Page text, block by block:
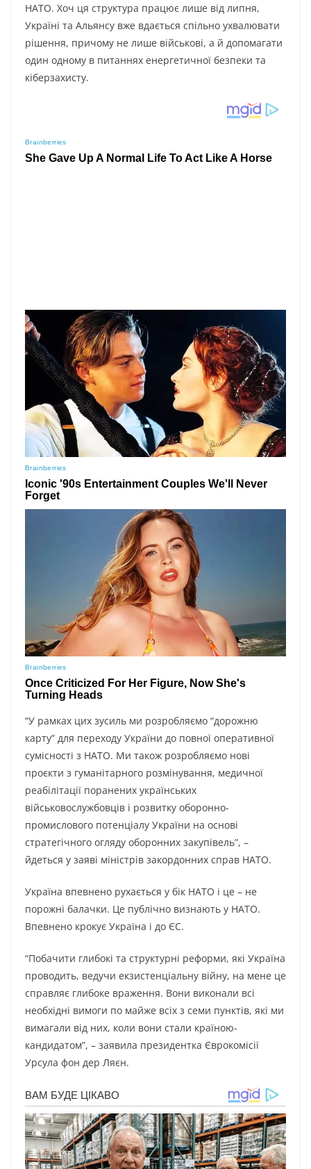
НАТО. Хоч ця структура працює лише від липня,
Україні та Альянсу вже вдається спільно ухвалювати
рішення, причому не лише військові, а й допомагати
один одному в питаннях енергетичної безпеки та
кіберзахисту.
“У рамках цих зусиль ми розробляємо “дорожню
карту” для переходу України до повної оперативної
сумісності з НАТО. Ми також розробляємо нові
проєкти з гуманітарного розмінування, медичної
реабілітації поранених українських
військовослужбовців і розвитку оборонно-
промислового потенціалу України на основі
стратегічного огляду оборонних закупівель”, –
йдеться у заяві міністрів закордонних справ НАТО.
Україна впевнено рухається у бік НАТО і це – не
порожні балачки. Це публічно визнають у НАТО.
Впевнено крокує Україна і до ЄС.
“Побачити глибокі та структурні реформи, які Україна
проводить, ведучи екзистенціальну війну, на мене це
справляє глибоке враження. Вони виконали всі
необхідні вимоги по майже всіх з семи пунктів, які ми
вимагали від них, коли вони стали країною-
кандидатом”, – заявила президентка Єврокомісії
Урсула фон дер Ляєн.